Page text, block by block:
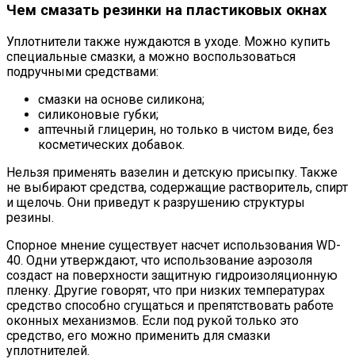
Чем смазать резинки на пластиковых окнах
Уплотнители также нуждаются в уходе. Можно купить
специальные смазки, а можно воспользоваться
подручными средствами:
смазки на основе силикона;
силиконовые губки;
аптечный глицерин, но только в чистом виде, без
косметических добавок.
Нельзя применять вазелин и детскую присыпку. Также
не выбирают средства, содержащие растворитель, спирт
и щелочь. Они приведут к разрушению структуры
резины.
Спорное мнение существует насчет использования WD-
40. Одни утверждают, что использование аэрозоля
создаст на поверхности защитную гидроизоляционную
пленку. Другие говорят, что при низких температурах
средство способно сгущаться и препятствовать работе
оконных механизмов. Если под рукой только это
средство, его можно применить для смазки
уплотнителей.